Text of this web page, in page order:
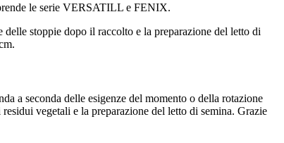
le serie VERSATILL e FENIX.
stoppie dopo il raccolto e la preparazione del letto di
a seconda delle esigenze del momento o della rotazione
vegetali e la preparazione del letto di semina. Grazie